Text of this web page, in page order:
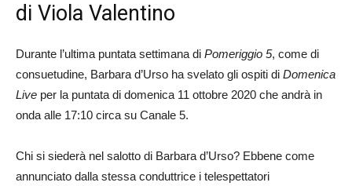
di Viola Valentino
Durante l’ultima puntata settimana di Pomeriggio 5, come di
consuetudine, Barbara d’Urso ha svelato gli ospiti di Domenica
Live per la puntata di domenica 11 ottobre 2020 che andrà in
onda alle 17:10 circa su Canale 5.
Chi si siederà nel salotto di Barbara d’Urso? Ebbene come
annunciato dalla stessa conduttrice i telespettatori